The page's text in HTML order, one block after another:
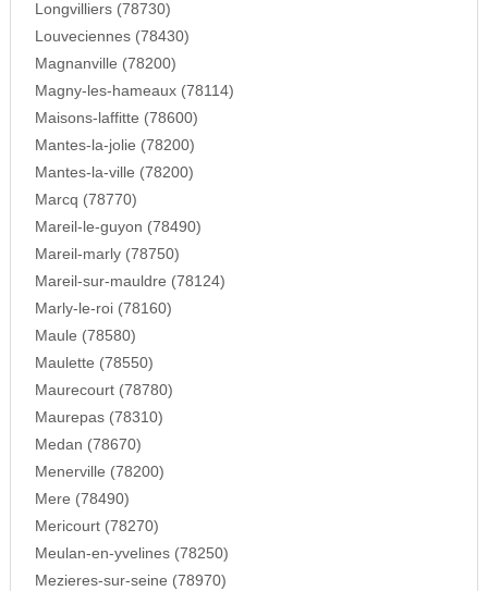
Longvilliers (78730)
Louveciennes (78430)
Magnanville (78200)
Magny-les-hameaux (78114)
Maisons-laffitte (78600)
Mantes-la-jolie (78200)
Mantes-la-ville (78200)
Marcq (78770)
Mareil-le-guyon (78490)
Mareil-marly (78750)
Mareil-sur-mauldre (78124)
Marly-le-roi (78160)
Maule (78580)
Maulette (78550)
Maurecourt (78780)
Maurepas (78310)
Medan (78670)
Menerville (78200)
Mere (78490)
Mericourt (78270)
Meulan-en-yvelines (78250)
Mezieres-sur-seine (78970)